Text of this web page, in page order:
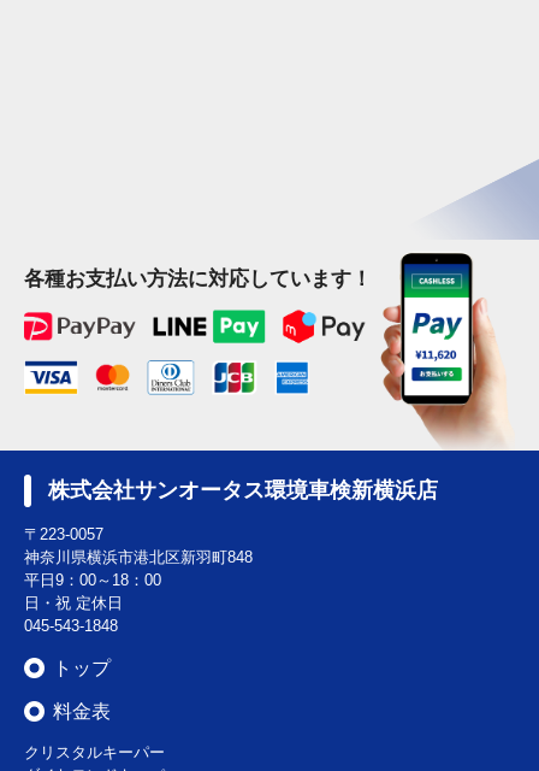
各種お支払い方法に対応しています！
株式会社サンオータス環境車検新横浜店
〒223-0057
神奈川県横浜市港北区新羽町848
平日9：00～18：00
日・祝 定休日
045-543-1848
トップ
料金表
クリスタルキーパー